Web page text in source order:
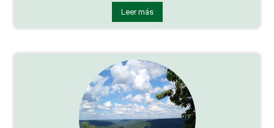
Leer más